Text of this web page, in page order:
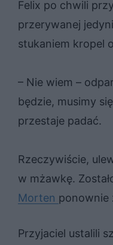
Felix po chwili
przerywanej
stukaniem kropel
– Nie wiem –
będzie, musimy
przestaje padać.
Rzeczywiście,
w mżawkę.
Morten ponownie
Przyjaciel ustalili